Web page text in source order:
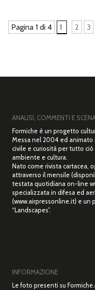
Pagina 1 di 4 1 2 3
ANALISI, COMMENTI E
Formiche è un progetto
Messa nel 2004 ed
civile e curiosità per tutto
ambiente e cultura.
Nato come rivista cartacea,
attraverso il mensile
testata quotidiana on-line
specializzata in difesa ed
(www.airpressonline.it) e un
“Landscapes”.
INFORMAZIONE
Le foto presenti su